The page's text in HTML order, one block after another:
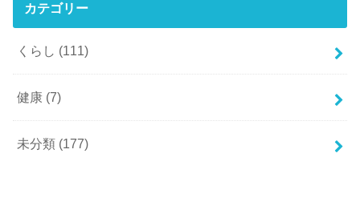
カテゴリー
くらし (111)
健康 (7)
未分類 (177)